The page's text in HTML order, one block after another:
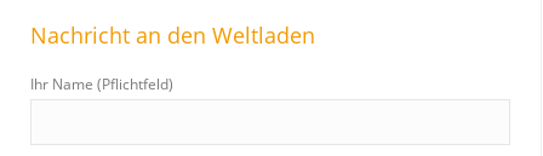
Nachricht an den Weltladen
Ihr Name (Pflichtfeld)